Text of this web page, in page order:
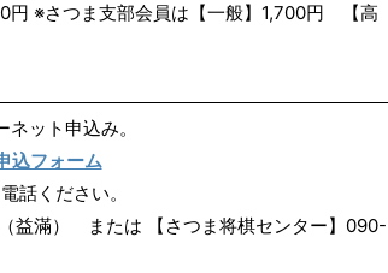
円 ※さつま支部会員は【一般】1,700円 【高
ット申込み。
込フォーム
話ください。
益滿） または 【さつま将棋センター】090-